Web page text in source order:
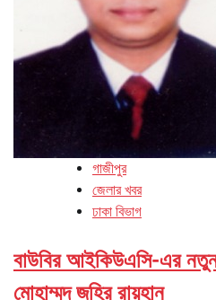
গাজীপুর
জেলার খবর
ঢাকা বিভাগ
বাউবির আইকিউএসি-এর
মোহাম্মদ জহির রায়হান